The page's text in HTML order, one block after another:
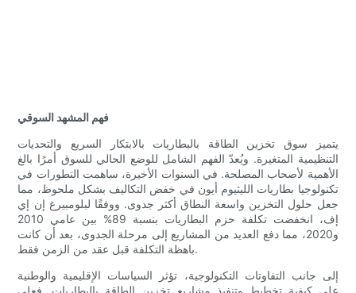
فهم المشهد السوقي
يتميز سوق تخزين الطاقة بالبطاريات بالابتكار السريع والتحديات
التنظيمية المتغيرة. ويُعدّ الفهم الشامل للوضع الحالي للسوق أمرًا بالغ
الأهمية لأصحاب المصلحة. في السنوات الأخيرة، ساهمت التطورات في
تكنولوجيا بطاريات الليثيوم أيون في خفض التكاليف بشكل ملحوظ، مما
جعل حلول التخزين واسعة النطاق أكثر جدوى. ووفقًا لبلومبيرغ إن إي
إف، انخفضت تكلفة حزم البطاريات بنسبة 89% بين عامي 2010
و2020، مما دفع العديد من المشاريع إلى مرحلة الجدوى، بعد أن كانت
باهظة التكلفة قبل عقد من الزمن فقط.
إلى جانب التفاوتات التكنولوجية، تؤثر السياسات الإقليمية والوطنية
على كيفية تخطيط وتنفيذ مشاريع تخزين الطاقة بالبطاريات. فعلى